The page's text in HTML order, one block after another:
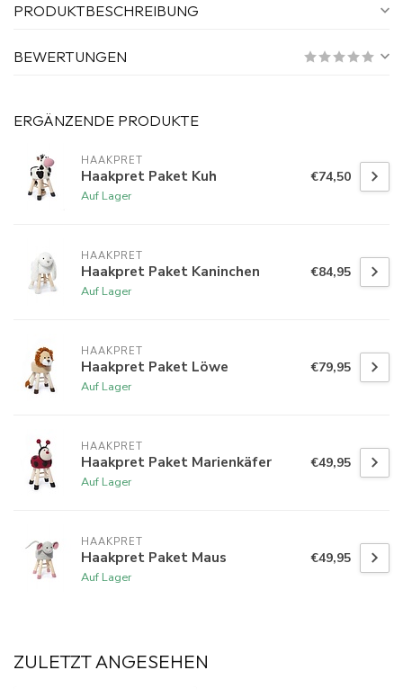
PRODUKTBESCHREIBUNG
BEWERTUNGEN
ERGÄNZENDE PRODUKTE
HAAKPRET
Haakpret Paket Kuh
Auf Lager
€74,50
HAAKPRET
Haakpret Paket Kaninchen
Auf Lager
€84,95
HAAKPRET
Haakpret Paket Löwe
Auf Lager
€79,95
HAAKPRET
Haakpret Paket Marienkäfer
Auf Lager
€49,95
HAAKPRET
Haakpret Paket Maus
Auf Lager
€49,95
ZULETZT ANGESEHEN